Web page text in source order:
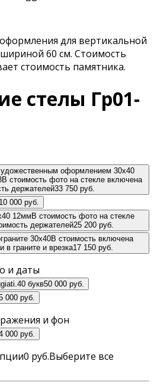
для вертикальной
60 см. Стоимость
стоимость памятника.
стелы Гр01-
оформлением 30х40
В стоимость фото на стекле включена
держателей33 750 руб.
10 000 руб.
12мм В стоимость фото на стекле
держателей25 200 руб.
30х40В стоимость включена
в граните и врезка17 150 руб.
и даты
40 букв50 000 руб.
000 руб.
и фон
000 руб.
0 руб.Выберите все